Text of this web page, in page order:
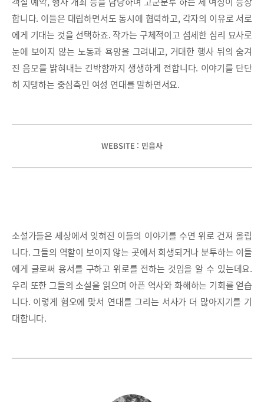
합니다. 이들은 대립하면서도 동시에 협력하고, 각자의 이유로 서로
에게 기대는 것을 선택하죠. 작가는 구체적이고 섬세한 심리 묘사로
눈에 보이지 않는 노동과 욕망을 그려내고, 거대한 행사 뒤의 숨겨
진 음모를 밝혀내는 긴박함까지 생생하게 전합니다. 이야기를 단단
히 지탱하는 중심축인 여성 연대를 말하면서요.
WEBSITE : 민음사
소설가들은 세상에서 잊혀진 이들의 이야기를 수면 위로 건져 올립
니다. 그들의 역할이 보이지 않는 곳에서 희생되거나 분투하는 이들
에게 글로써 용서를 구하고 위로를 전하는 것임을 알 수 있는데요.
우리 또한 그들의 소설을 읽으며 아픈 역사와 화해하는 기회를 얻습
니다. 이렇게 혐오에 맞서 연대를 그리는 서사가 더 많아지기를 기
대합니다.